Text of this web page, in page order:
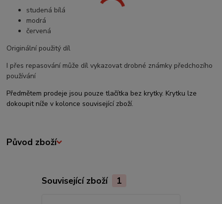
studená bílá
modrá
červená
Originální použitý díl
I přes repasování může díl vykazovat drobné známky předchozího
používání
Předmětem prodeje jsou pouze tlačítka bez krytky. Krytku lze
dokoupit níže v kolonce související zboží.
Původ zboží
Související zboží 1